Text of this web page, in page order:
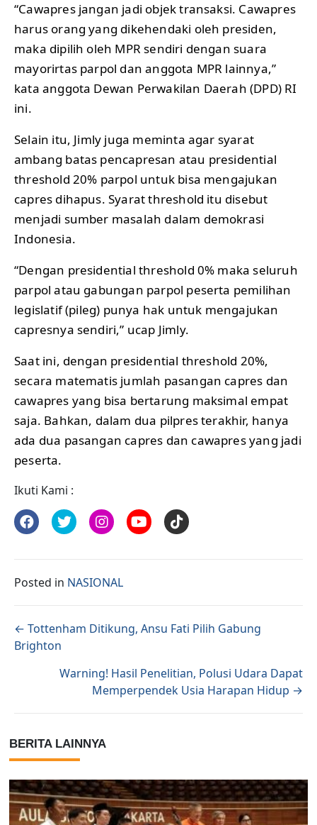
“Cawapres jangan jadi objek transaksi. Cawapres
harus orang yang dikehendaki oleh presiden,
maka dipilih oleh MPR sendiri dengan suara
mayorirtas parpol dan anggota MPR lainnya,”
kata anggota Dewan Perwakilan Daerah (DPD) RI
ini.
Selain itu, Jimly juga meminta agar syarat
ambang batas pencapresan atau presidential
threshold 20% parpol untuk bisa mengajukan
capres dihapus. Syarat threshold itu disebut
menjadi sumber masalah dalam demokrasi
Indonesia.
“Dengan presidential threshold 0% maka seluruh
parpol atau gabungan parpol peserta pemilihan
legislatif (pileg) punya hak untuk mengajukan
capresnya sendiri,” ucap Jimly.
Saat ini, dengan presidential threshold 20%,
secara matematis jumlah pasangan capres dan
cawapres yang bisa bertarung maksimal empat
saja. Bahkan, dalam dua pilpres terakhir, hanya
ada dua pasangan capres dan cawapres yang jadi
peserta.
Ikuti Kami :
Posted in NASIONAL
Posts navigation
← Tottenham Ditikung, Ansu Fati Pilih Gabung
Brighton
Warning! Hasil Penelitian, Polusi Udara Dapat
Memperpendek Usia Harapan Hidup →
BERITA LAINNYA